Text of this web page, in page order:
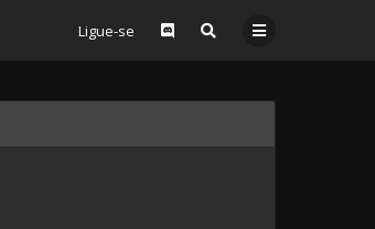
Ligue-se